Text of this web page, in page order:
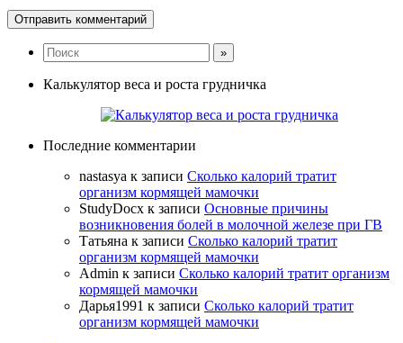
Калькулятор веса и роста грудничка
Последние комментарии
nastasya к записи Сколько калорий тратит
организм кормящей мамочки
StudyDocx к записи Основные причины
возникновения болей в молочной железе при ГВ
Татьяна к записи Сколько калорий тратит
организм кормящей мамочки
Admin к записи Сколько калорий тратит организм
кормящей мамочки
Дарья1991 к записи Сколько калорий тратит
организм кормящей мамочки